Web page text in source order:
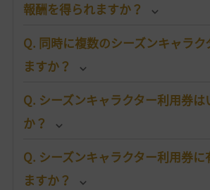
報酬を得られますか？
Q. 同時に複数のシーズンキャラク
ますか？
Q. シーズンキャラクター利用券
か？
Q. シーズンキャラクター利用券に
ますか？